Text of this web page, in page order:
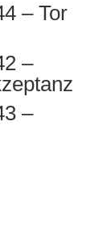
– Tor
–
–